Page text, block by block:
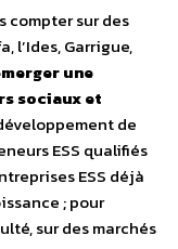
compter sur des
l’Ides, Garrigue,
une
sociaux et
de
ESS qualifiés
ESS déjà
; pour
sur des marchés